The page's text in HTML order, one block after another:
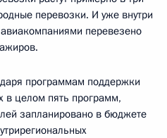
перевозки. И уже внутри
перевезено
программам поддержки
в целом пять программ,
запланировано в бюджете